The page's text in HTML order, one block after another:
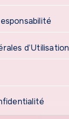
d’Utilisation